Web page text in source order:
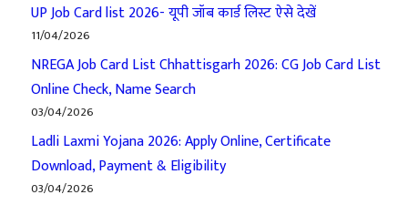
UP Job Card list 2026- यूपी जॉब कार्ड लिस्ट ऐसे देखें
11/04/2026
NREGA Job Card List Chhattisgarh 2026: CG Job Card List
Online Check, Name Search
03/04/2026
Ladli Laxmi Yojana 2026: Apply Online, Certificate
Download, Payment & Eligibility
03/04/2026